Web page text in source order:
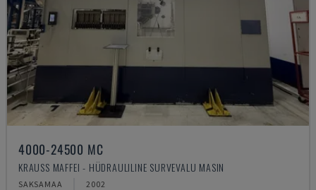
4000-24500 MC
KRAUSS MAFFEI - HÜDRAULILINE SURVEVALU MASIN
SAKSAMAA 2002